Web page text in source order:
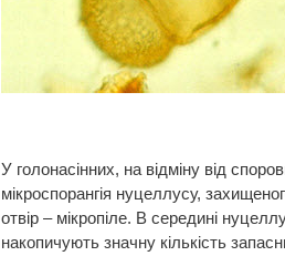
У голонасінних, на відміну від
мікроспорангія нуцеллусу,
отвір – мікропіле. В середині
накопичують значну кількість